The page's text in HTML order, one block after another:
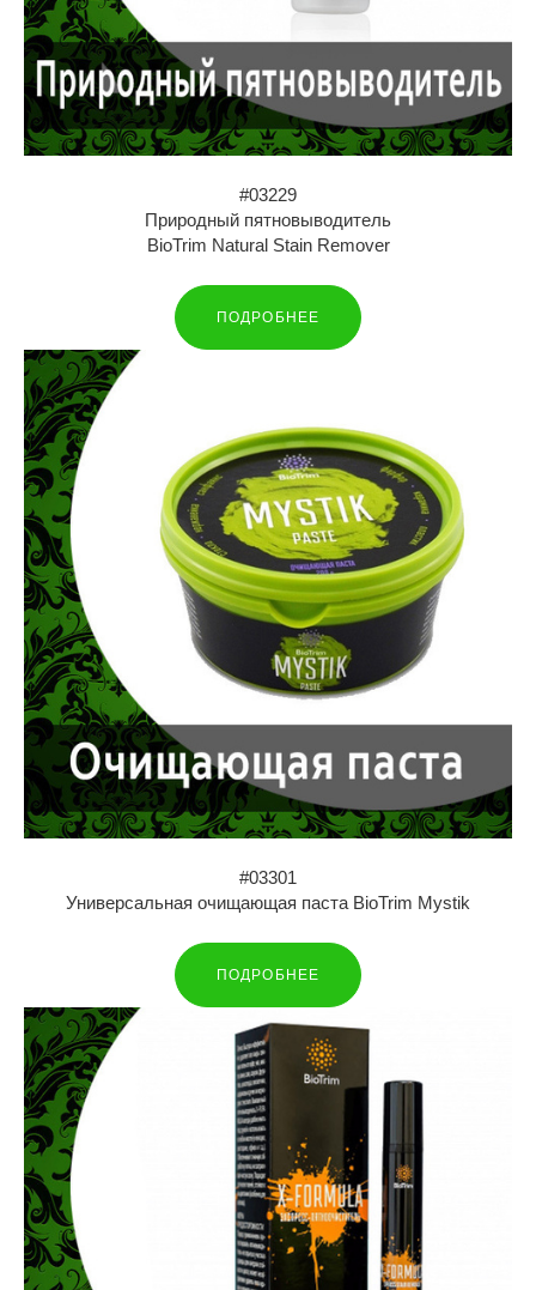
#03229
Природный пятновыводитель
BioTrim Natural Stain Remover
ПОДРОБНЕЕ
#03301
Универсальная очищающая паста BioTrim Mystik
ПОДРОБНЕЕ